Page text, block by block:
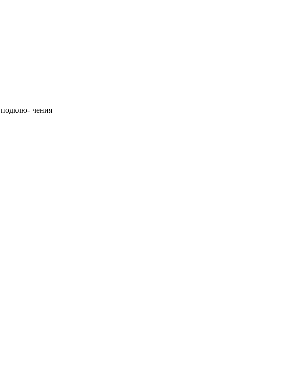
подклю- чения